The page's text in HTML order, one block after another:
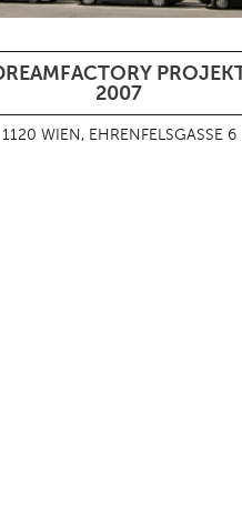
2007
1120 WIEN, EHRENFELSGASSE 6